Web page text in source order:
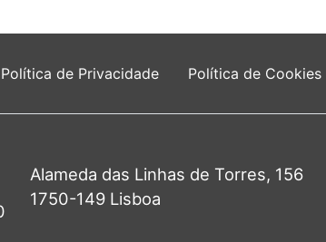
Política de Privacidade Política de Cookies
Alameda das Linhas de Torres, 156
1750-149 Lisboa